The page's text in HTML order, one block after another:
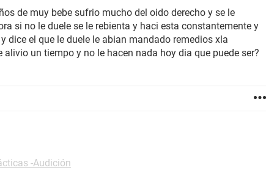
de muy bebe sufrio mucho del oido derecho y se le
si no le duele se le rebienta y haci esta constantemente y
dice el que le duele le abian mandado remedios xla
un tiempo y no le hacen nada hoy dia que puede ser?
-Audición